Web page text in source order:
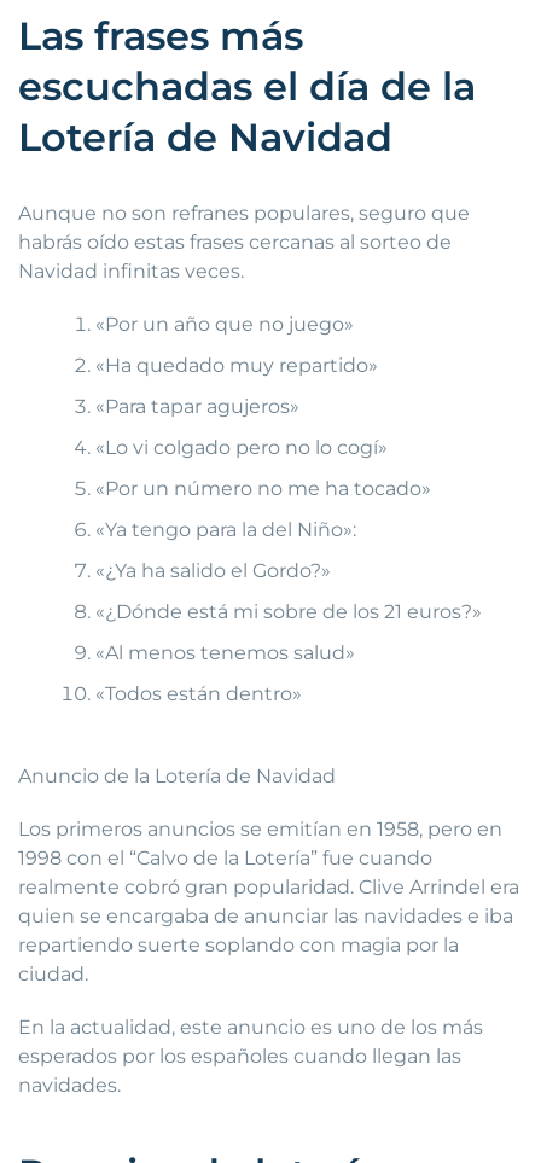
Las frases más
escuchadas el día de la
Lotería de Navidad
Aunque no son refranes populares, seguro que
habrás oído estas frases cercanas al sorteo de
Navidad infinitas veces.
«Por un año que no juego»
«Ha quedado muy repartido»
«Para tapar agujeros»
«Lo vi colgado pero no lo cogí»
«Por un número no me ha tocado»
«Ya tengo para la del Niño»:
«¿Ya ha salido el Gordo?»
«¿Dónde está mi sobre de los 21 euros?»
«Al menos tenemos salud»
«Todos están dentro»
Anuncio de la Lotería de Navidad
Los primeros anuncios se emitían en 1958, pero en
1998 con el “Calvo de la Lotería” fue cuando
realmente cobró gran popularidad. Clive Arrindel era
quien se encargaba de anunciar las navidades e iba
repartiendo suerte soplando con magia por la
ciudad.
En la actualidad, este anuncio es uno de los más
esperados por los españoles cuando llegan las
navidades.